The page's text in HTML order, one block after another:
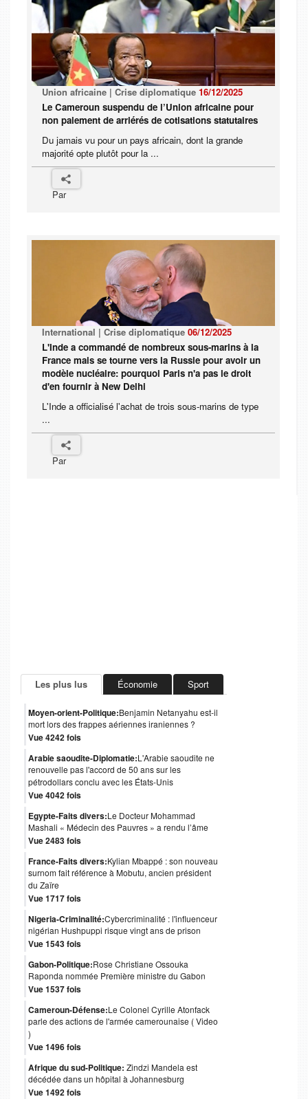
Union africaine | Crise diplomatique 16/12/2025
Le Cameroun suspendu de l’Union africaine pour
non paiement de arriérés de cotisations statutaires
Du jamais vu pour un pays africain, dont la grande
majorité opte plutôt pour la ...
Par
International | Crise diplomatique 06/12/2025
L'Inde a commandé de nombreux sous-marins à la
France mais se tourne vers la Russie pour avoir un
modèle nucléaire: pourquoi Paris n'a pas le droit
d'en fournir à New Delhi
L'Inde a officialisé l'achat de trois sous-marins de type
...
Par
Les plus lus Économie Sport
Moyen-orient-Politique:Benjamin Netanyahu est-il
mort lors des frappes aériennes iraniennes ?
Vue 4242 fois
Arabie saoudite-Diplomatie:L'Arabie saoudite ne
renouvelle pas l'accord de 50 ans sur les
pétrodollars conclu avec les États-Unis
Vue 4042 fois
Egypte-Faits divers:Le Docteur Mohammad
Mashali « Médecin des Pauvres » a rendu l’âme
Vue 2483 fois
France-Faits divers:Kylian Mbappé : son nouveau
surnom fait référence à Mobutu, ancien président
du Zaïre
Vue 1717 fois
Nigeria-Criminalité:Cybercriminalité : l'influenceur
nigérian Hushpuppi risque vingt ans de prison
Vue 1543 fois
Gabon-Politique:Rose Christiane Ossouka
Raponda nommée Première ministre du Gabon
Vue 1537 fois
Cameroun-Défense:Le Colonel Cyrille Atonfack
parle des actions de l'armée camerounaise ( Video
)
Vue 1496 fois
Afrique du sud-Politique: Zindzi Mandela est
décédée dans un hôpital à Johannesburg
Vue 1492 fois